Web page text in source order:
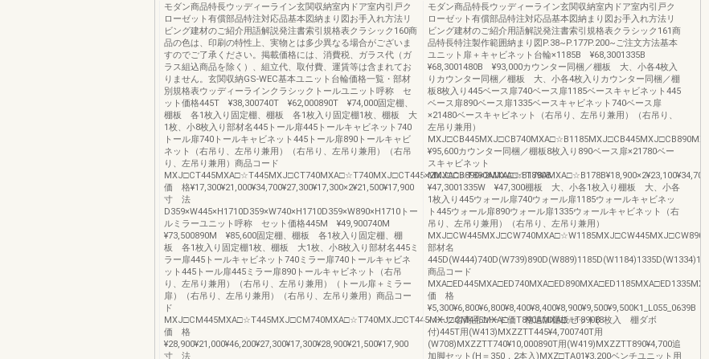
モダン商品特長ウッディーライン玄関収納室内ドア室内引戸ク
ローゼット有償部品特注対応品基本図納まり図お手入れ方法リ
ビング建材のご紹介用語解説発注書索引規格表クラシック160商
品の色は、印刷の特性上、実物とは多少異なる場合がございま
すのでご了承ください。掲載価格には、消費税、ガラス代（ガ
ラス組込商品を除く）、組立代、取付費、運賃等は含まれてお
りません。玄関収納GS-WEC基本ユニット台輪価格一覧・部材
別規格表ウッディーラインクラシックトールユニット呼称 セ
ット価格445T ¥38,300740T ¥62,000890T ¥74,000固定棚、
棚板 各1枚入り固定棚、棚板 各1枚入り固定棚1枚、棚板 大
1枚、小8枚入り部材名445トール扉445トールキャビネット740
トール扉740トールキャビネット445トール扉890トールキャビ
ネット（右吊り、左吊り兼用）（右吊り、左吊り兼用）（右吊
り、左吊り兼用）商品コード
MXJ□CT445MXA□☆T445MXJ□CT740MXA□☆T740MXJ□CT445×2MXA□☆T890AMXA□☆T890B
価 格¥17,300¥21,000¥34,700¥27,300¥17,300×2¥21,500¥17,900
寸 法
D359×W445×H1710D359×W740×H1710D359×W890×H1710トー
ルミラーユニット呼称 セット価格445M ¥49,900740M
¥73,500890M ¥85,600固定棚、棚板 各1枚入り固定棚、棚
板 各1枚入り固定棚1枚、棚板 大1枚、小8枚入り部材名445ミ
ラー扉445トールキャビネット740ミラー扉740トールキャビネ
ット445トール扉445ミラー扉890トールキャビネット（右吊
り、左吊り兼用）（右吊り、左吊り兼用）（トール扉＋ミラー
扉）（右吊り、左吊り兼用）（右吊り、左吊り兼用）商品コー
ド
MXJ□CM445MXA□☆T445MXJ□CM740MXA□☆T740MXJ□CT445MXJ□CM445MXA□☆T890AMXA□☆T890B
価 格
¥28,900¥21,000¥46,200¥27,300¥17,300¥28,900¥21,500¥17,900
寸 法
モダン商品特長ウッディーライン玄関収納室内ドア室内引戸ク
ローゼット有償部品特注対応品基本図納まり図お手入れ方法リ
ビング建材のご紹介用語解説発注書索引規格表クラシック161商
品特長特注製作範囲納まり図P.38~P.177P.200~ご注文方法基本
ユニット扉＋キャビネット台輪×1185B ¥68,3001335B
¥68,3001480B ¥93,000カウンター同梱／棚板 大、小各4枚入
りカウンター同梱／棚板 大、小各4枚入りカウンター同梱／棚
板8枚入り445ベース扉740ベース扉1185ベースキャビネット445
ベース扉890ベース扉1335ベースキャビネット740ベース扉
×21480ベースキャビネット（右吊り、左吊り兼用）（右吊り、
左吊り兼用）
¥95,600カウンター同梱／棚板8枚入り890ベース扉×21780ベー
スキャビネット
¥47,3001335W ¥47,300棚板 大、小各1枚入り棚板 大、小各
1枚入り445ウォール扉740ウォール扉1185ウォールキャビネッ
ト445ウォール扉890ウォール扉1335ウォールキャビネット（右
吊り、左吊り兼用）（右吊り、左吊り兼用）
部材名
商品コード
価 格
¥5,300¥6,800¥6,800¥8,400¥8,400¥8,900¥9,500¥9,500K1_L055_0639B
パーツ名商品コード価 格追加棚板セット(8枚入 棚ダボ
付)445T用(W413)MXZZTT445¥4,700740T用
(W708)MXZZTT740¥10,000890T用(W419)MXZZTT890¥4,700追
加脚セット(H＝350，2本入)MXZ□TA01¥3,200ベンチユニット用